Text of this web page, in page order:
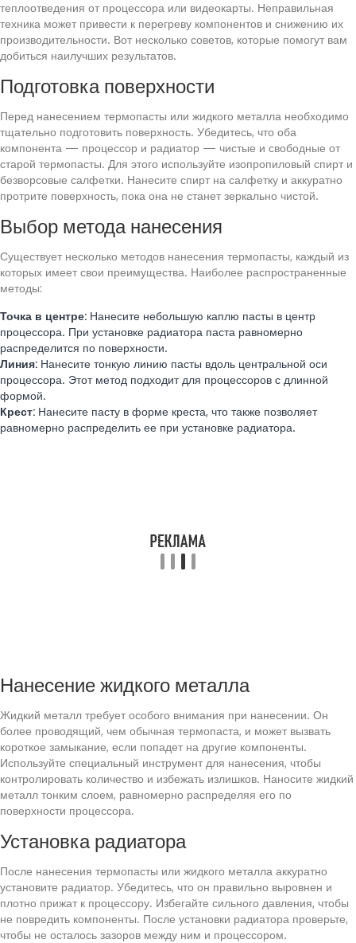
теплоотведения от процессора или видеокарты. Неправильная
техника может привести к перегреву компонентов и снижению их
производительности. Вот несколько советов, которые помогут вам
добиться наилучших результатов.
Подготовка поверхности
Перед нанесением термопасты или жидкого металла необходимо
тщательно подготовить поверхность. Убедитесь, что оба
компонента — процессор и радиатор — чистые и свободные от
старой термопасты. Для этого используйте изопропиловый спирт и
безворсовые салфетки. Нанесите спирт на салфетку и аккуратно
протрите поверхность, пока она не станет зеркально чистой.
Выбор метода нанесения
Существует несколько методов нанесения термопасты, каждый из
которых имеет свои преимущества. Наиболее распространенные
методы:
Точка в центре: Нанесите небольшую каплю пасты в центр
процессора. При установке радиатора паста равномерно
распределится по поверхности.
Линия: Нанесите тонкую линию пасты вдоль центральной оси
процессора. Этот метод подходит для процессоров с длинной
формой.
Крест: Нанесите пасту в форме креста, что также позволяет
равномерно распределить ее при установке радиатора.
Нанесение жидкого металла
Жидкий металл требует особого внимания при нанесении. Он
более проводящий, чем обычная термопаста, и может вызвать
короткое замыкание, если попадет на другие компоненты.
Используйте специальный инструмент для нанесения, чтобы
контролировать количество и избежать излишков. Наносите жидкий
металл тонким слоем, равномерно распределяя его по
поверхности процессора.
Установка радиатора
После нанесения термопасты или жидкого металла аккуратно
установите радиатор. Убедитесь, что он правильно выровнен и
плотно прижат к процессору. Избегайте сильного давления, чтобы
не повредить компоненты. После установки радиатора проверьте,
чтобы не осталось зазоров между ним и процессором.